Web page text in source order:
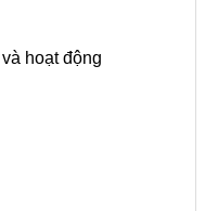
hoạt động